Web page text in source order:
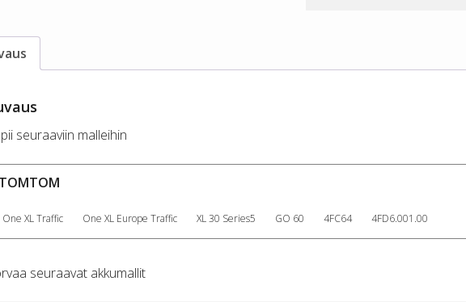
seuraaviin malleihin
One XL Traffic One XL Europe Traffic XL 30 Series5 GO 60 4FC64 4FD6.001.00
seuraavat akkumallit